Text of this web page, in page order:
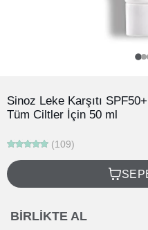
Sinoz Leke Karşıtı
Tüm Ciltler İçin 50 ml
(109)
BIRLIKTE AL